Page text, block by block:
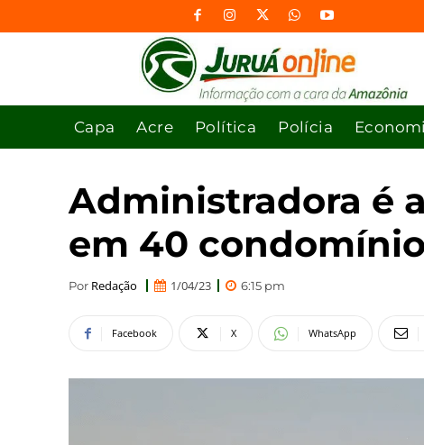
Capa Acre Política Polícia
Administradora é
em 40
Por Redação 1/04/23 6:15 pm
Facebook X WhatsApp